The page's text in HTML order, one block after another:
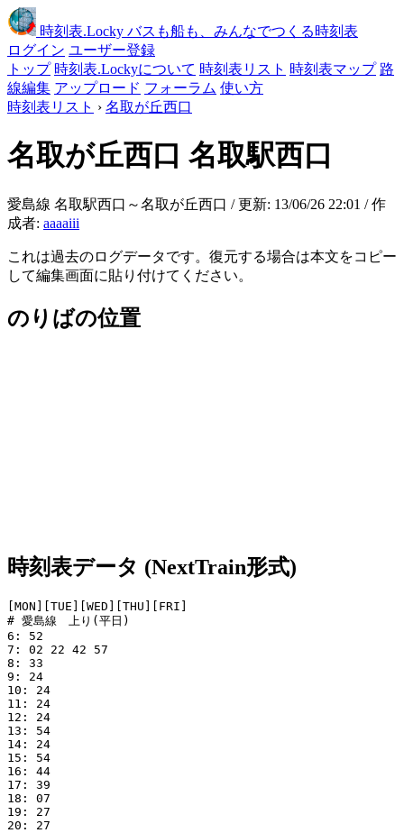
時刻表.Locky バスも船も、みんなでつくる時刻表
ログイン ユーザー登録
トップ 時刻表.Lockyについて 時刻表リスト 時刻表マップ 路
線編集 アップロード フォーラム 使い方
時刻表リスト › 名取が丘西口
名取が丘西口 名取駅西口
愛島線 名取駅西口～名取が丘西口 / 更新: 13/06/26 22:01 / 作
成者: aaaaiii
これは過去のログデータです。復元する場合は本文をコピー
して編集画面に貼り付けてください。
のりばの位置
時刻表データ (NextTrain形式)
[MON][TUE][WED][THU][FRI]
# 愛島線　上り(平日)
6: 52
7: 02 22 42 57
8: 33
9: 24
10: 24
11: 24
12: 24
13: 54
14: 24
15: 54
16: 44
17: 39
18: 07
19: 27
20: 27